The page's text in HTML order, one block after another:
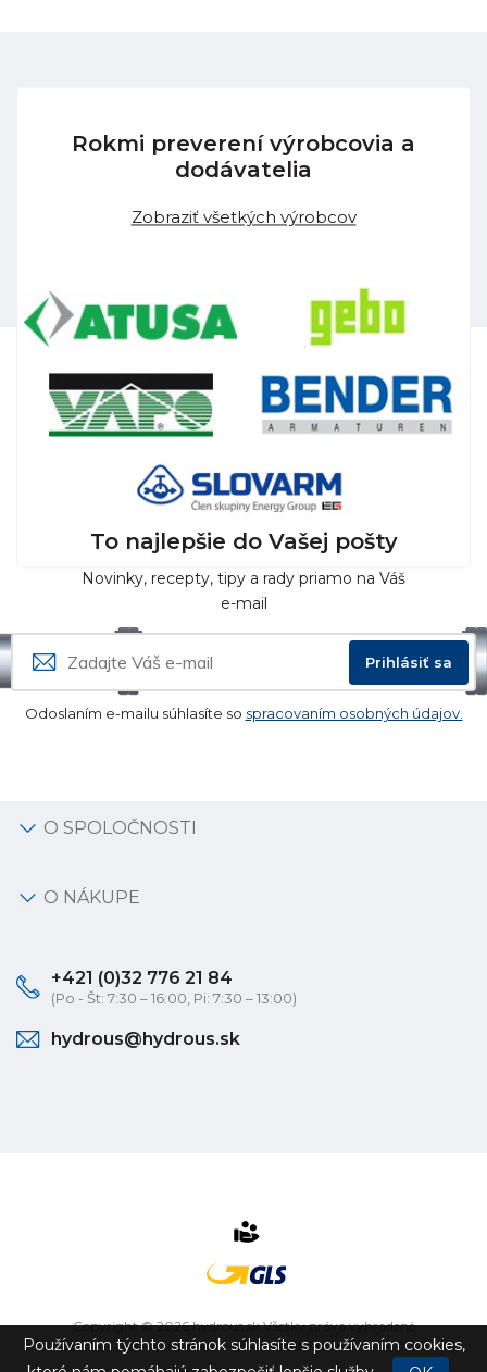
Rokmi preverení výrobcovia a
dodávatelia
Zobraziť všetkých výrobcov
To najlepšie do Vašej pošty
Novinky, recepty, tipy a rady priamo na Váš
e-mail
Prihlásiť sa
Odoslaním e-mailu súhlasíte so spracovaním osobných údajov.
O SPOLOČNOSTI
O NÁKUPE
+421 (0)32 776 21 84
(Po - Št: 7:30 – 16:00, Pi: 7:30 – 13:00)
hydrous@hydrous.sk
Copyright © 2026 hydrous.sk Všetky práva vyhradené
eshop na mieruvytvorilovibration.sk
Používaním týchto stránok súhlasíte s používaním cookies,